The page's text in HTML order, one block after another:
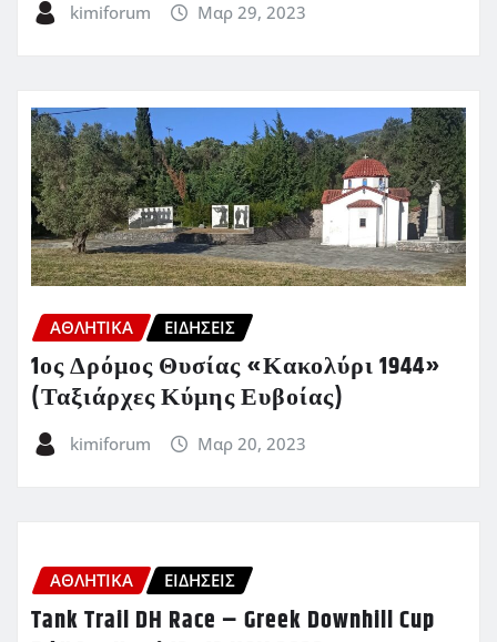
kimiforum Μαρ 29, 2023
ΑΘΛΗΤΙΚΑ ΕΙΔΗΣΕΙΣ
1ος Δρόμος Θυσίας «Κακολύρι 1944»
(Ταξιάρχες Κύμης Ευβοίας)
kimiforum Μαρ 20, 2023
ΑΘΛΗΤΙΚΑ ΕΙΔΗΣΕΙΣ
Tank Trail DH Race – Greek Downhill Cup